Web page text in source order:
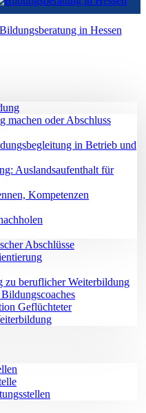
machen oder Abschluss
in Betrieb und
Auslandsaufenthalt für
Kompetenzen
Abschlüsse
zu beruflicher Weiterbildung
Geflüchteter